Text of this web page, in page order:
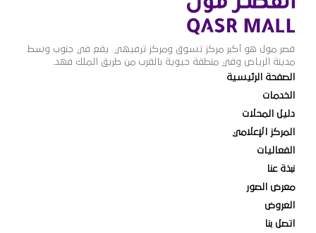
قصر مول هو أكبر مركز تسوق ومركز ترفيهي. يقع في جنوب وسط
مدينة الرياض وفي منطقة حيوية بالقرب من طريق الملك فهد.
الصفحة الرئيسية
الخدمات
دليل المحلات
المركز الإعلامي
الفعاليات
نبذة عنا
معرض الصور
العروض
اتصل بنا